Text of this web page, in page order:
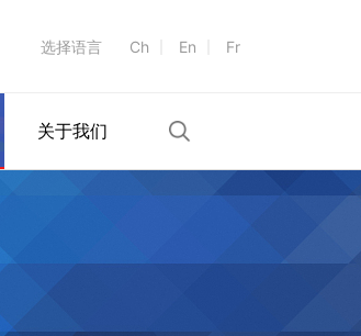
选择语言 Ch En Fr
关于我们